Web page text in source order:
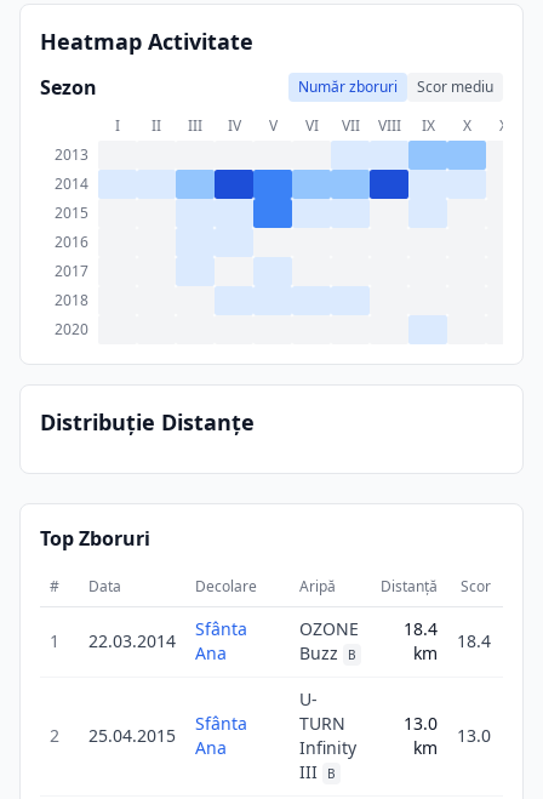
Heatmap Activitate
Sezon Număr zboruri
Scor mediu
I
II III IV V VI VII VIII IX X XI
2013
2014
2015
2016
2017
2018
2020
Distribuție Distanțe
Top Zboruri
# Data Decolare Aripă Distanță Scor
1 22.03.2014
Sfânta
Ana
OZONE
Buzz
B
18.4
km
18.4
2 25.04.2015
Sfânta
Ana
U-
TURN
Infinity
III
B
13.0
km
13.0